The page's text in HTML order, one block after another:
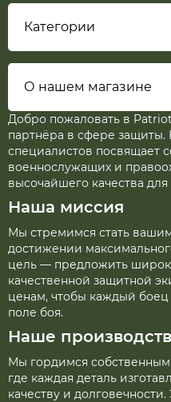
Категории
О нашем магазине
Добро пожаловать в
партнёра в сфере
специалистов посвящает
военнослужащих и
высочайшего качества
Наша миссия
Мы стремимся стать
достижении
цель — предложить
качественной защитной
ценам, чтобы каждый боец
поле боя.
Наше
Мы гордимся
где каждая деталь
качеству и